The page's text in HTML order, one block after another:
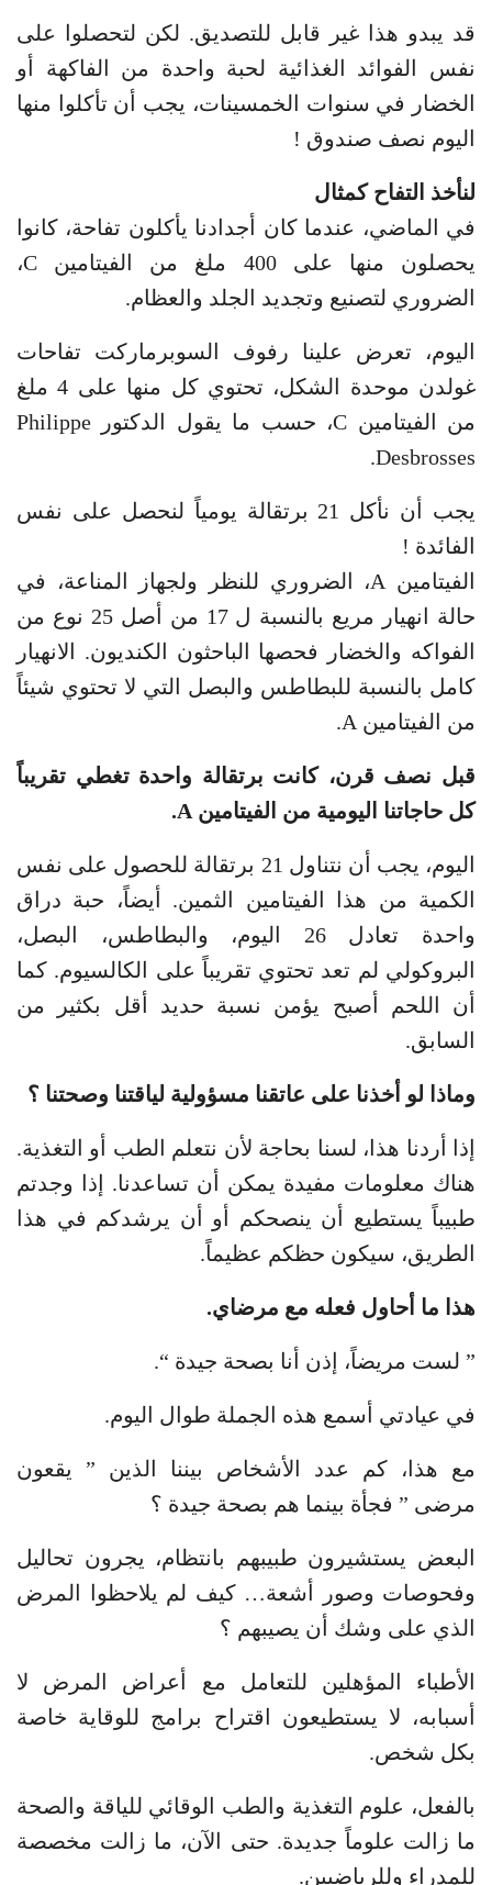
قد يبدو هذا غير قابل للتصديق. لكن لتحصلوا على
نفس الفوائد الغذائية لحبة واحدة من الفاكهة أو
الخضار في سنوات الخمسينات، يجب أن تأكلوا منها
اليوم نصف صندوق !
لنأخذ التفاح كمثال
في الماضي، عندما كان أجدادنا يأكلون تفاحة، كانوا
يحصلون منها على 400 ملغ من الفيتامين C،
الضروري لتصنيع وتجديد الجلد والعظام.
اليوم، تعرض علينا رفوف السوبرماركت تفاحات
غولدن موحدة الشكل، تحتوي كل منها على 4 ملغ
من الفيتامين C، حسب ما يقول الدكتور Philippe
Desbrosses.
يجب أن نأكل 21 برتقالة يومياً لنحصل على نفس
الفائدة !
الفيتامين A، الضروري للنظر ولجهاز المناعة، في
حالة انهيار مريع بالنسبة ل 17 من أصل 25 نوع من
الفواكه والخضار فحصها الباحثون الكنديون. الانهيار
كامل بالنسبة للبطاطس والبصل التي لا تحتوي شيئاً
من الفيتامين A.
قبل نصف قرن، كانت برتقالة واحدة تغطي تقريباً
كل حاجاتنا اليومية من الفيتامين A.
اليوم، يجب أن نتناول 21 برتقالة للحصول على نفس
الكمية من هذا الفيتامين الثمين. أيضاً، حبة دراق
واحدة تعادل 26 اليوم، والبطاطس، البصل،
البروكولي لم تعد تحتوي تقريباً على الكالسيوم. كما
أن اللحم أصبح يؤمن نسبة حديد أقل بكثير من
السابق.
وماذا لو أخذنا على عاتقنا مسؤولية لياقتنا وصحتنا ؟
إذا أردنا هذا، لسنا بحاجة لأن نتعلم الطب أو التغذية.
هناك معلومات مفيدة يمكن أن تساعدنا. إذا وجدتم
طبيباً يستطيع أن ينصحكم أو أن يرشدكم في هذا
الطريق، سيكون حظكم عظيماً.
هذا ما أحاول فعله مع مرضاي.
” لست مريضاً، إذن أنا بصحة جيدة “.
في عيادتي أسمع هذه الجملة طوال اليوم.
مع هذا، كم عدد الأشخاص بيننا الذين ” يقعون
مرضى ” فجأة بينما هم بصحة جيدة ؟
البعض يستشيرون طبيبهم بانتظام، يجرون تحاليل
وفحوصات وصور أشعة… كيف لم يلاحظوا المرض
الذي على وشك أن يصيبهم ؟
الأطباء المؤهلين للتعامل مع أعراض المرض لا
أسبابه، لا يستطيعون اقتراح برامج للوقاية خاصة
بكل شخص.
بالفعل، علوم التغذية والطب الوقائي للياقة والصحة
ما زالت علوماً جديدة. حتى الآن، ما زالت مخصصة
للمدراء وللرياضيين.